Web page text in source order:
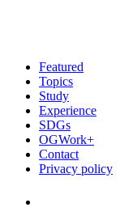
Featured
Topics
Study
Experience
SDGs
OGWork+
Contact
Privacy policy